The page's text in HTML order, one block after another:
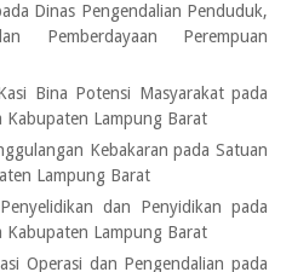
Dinas Pengendalian Penduduk,
Pemberdayaan Perempuan
Bina Potensi Masyarakat pada
Kabupaten Lampung Barat
Kebakaran pada Satuan
Lampung Barat
dan Penyidikan pada
Kabupaten Lampung Barat
Operasi dan Pengendalian pada